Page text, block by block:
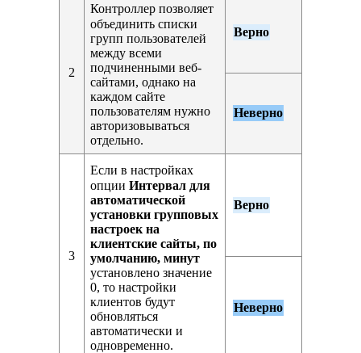
2
Контроллер позволяет
объединить списки
групп пользователей
между всеми
подчиненными веб-
сайтами, однако на
каждом сайте
пользователям нужно
авторизовываться
отдельно.
Верно
Неверно
3
Если в настройках
опции Интервал для
автоматической
установки групповых
настроек на
клиентские сайты, по
умолчанию, минут
установлено значение
0, то настройки
клиентов будут
обновляться
автоматически и
одновременно.
Верно
Неверно